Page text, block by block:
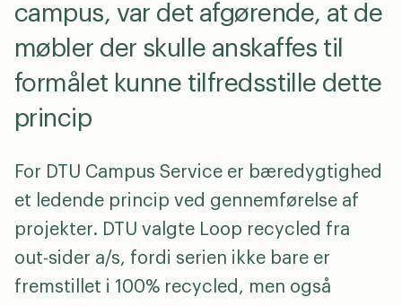
campus, var det afgørende, at de
møbler der skulle anskaffes til
formålet kunne tilfredsstille dette
princip
For DTU Campus Service er bæredygtighed
et ledende princip ved gennemførelse af
projekter. DTU valgte Loop recycled fra
out-sider a/s, fordi serien ikke bare er
fremstillet i 100% recycled, men også